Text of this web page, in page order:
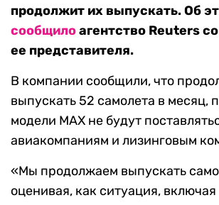
продолжит их выпускать. Об
сообщилоагентство Reuters
ее представителя.
В компании сообщили, что
выпускать 52 самолета в месяц,
модели MAX не будут
авиакомпаниям и лизинговым
«Мы продолжаем выпускать
оценивая, как ситуация, включая